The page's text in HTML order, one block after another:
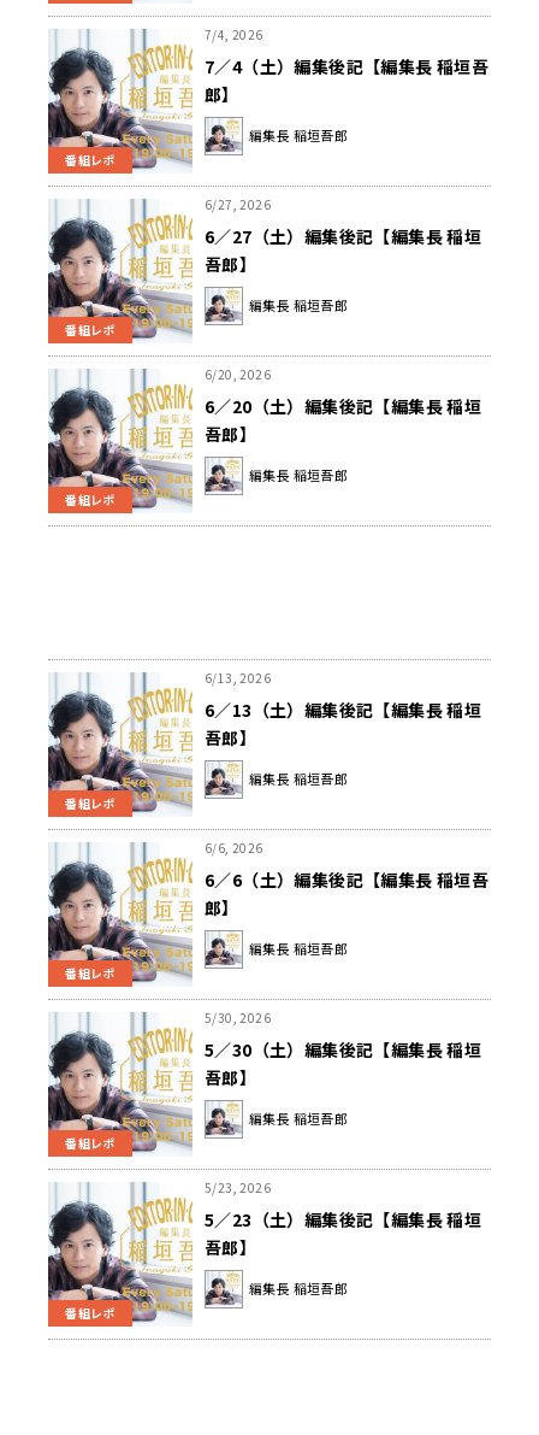
番組レポ
7/4, 2026
7／4（土）編集後記【編集長 稲垣吾
郎】
編集長 稲垣吾郎
番組レポ
6/27, 2026
6／27（土）編集後記【編集長 稲垣
吾郎】
編集長 稲垣吾郎
番組レポ
6/20, 2026
6／20（土）編集後記【編集長 稲垣
吾郎】
編集長 稲垣吾郎
番組レポ
6/13, 2026
6／13（土）編集後記【編集長 稲垣
吾郎】
編集長 稲垣吾郎
番組レポ
6/6, 2026
6／6（土）編集後記【編集長 稲垣吾
郎】
編集長 稲垣吾郎
番組レポ
5/30, 2026
5／30（土）編集後記【編集長 稲垣
吾郎】
編集長 稲垣吾郎
番組レポ
5/23, 2026
5／23（土）編集後記【編集長 稲垣
吾郎】
編集長 稲垣吾郎